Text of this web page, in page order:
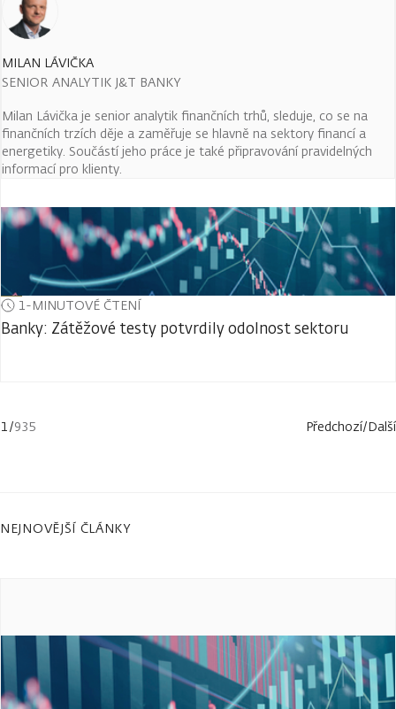
MILAN LÁVIČKA
SENIOR ANALYTIK J&T BANKY
Milan Lávička je senior analytik finančních trhů, sleduje, co se na
finančních trzích děje a zaměřuje se hlavně na sektory financí a
energetiky. Součástí jeho práce je také připravování pravidelných
informací pro klienty.
1-MINUTOVÉ ČTENÍ
Banky: Zátěžové testy potvrdily odolnost sektoru
1/935 Předchozí/Další
NEJNOVĚJŠÍ ČLÁNKY